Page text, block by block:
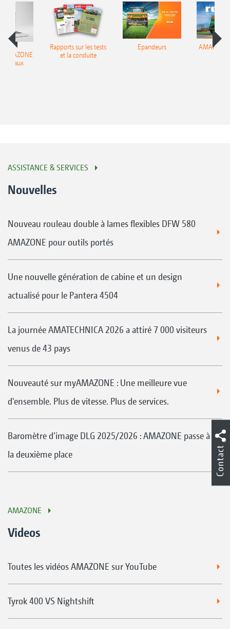
AMAZONE
réseaux
Rapports sur les tests
et la conduite
Epandeurs
AMAnews
ASSISTANCE & SERVICES
Nouvelles
Nouveau rouleau double à lames flexibles DFW 580
AMAZONE pour outils portés
Une nouvelle génération de cabine et un design
actualisé pour le Pantera 4504
La journée AMATECHNICA 2026 a attiré 7 000 visiteurs
venus de 43 pays
Nouveauté sur myAMAZONE : Une meilleure vue
d'ensemble. Plus de vitesse. Plus de services.
Baromètre d’image DLG 2025/2026 : AMAZONE passe à
la deuxième place
AMAZONE
Videos
Toutes les vidéos AMAZONE sur YouTube
Tyrok 400 VS Nightshift
Contact